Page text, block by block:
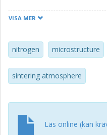
atmosphere without
is affected by the sintering
surface. The influence of
microstructure was
predicted microstructure is
VISA MER
nitrogen microstructure
sintering atmosphere
Läs online (kan